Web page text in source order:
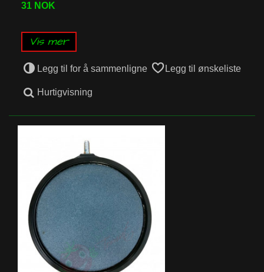
31 NOK
Vis mer
Legg til for å sammenligne Legg til ønskeliste
Hurtigvisning